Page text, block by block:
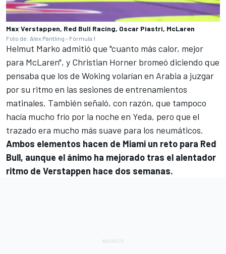
Max Verstappen, Red Bull Racing, Oscar Piastri, McLaren
Foto de: Alex Pantling - Fórmula 1
Helmut Marko admitió que "cuanto más calor, mejor
para McLaren", y Christian Horner bromeó diciendo que
pensaba que los de Woking volarían en Arabia a juzgar
por su ritmo en las sesiones de entrenamientos
matinales. También señaló, con razón, que tampoco
hacía mucho frío por la noche en Yeda, pero que el
trazado era mucho más suave para los neumáticos.
Ambos elementos hacen de Miami un reto para Red
Bull, aunque el ánimo ha mejorado tras el alentador
ritmo de Verstappen hace dos semanas.